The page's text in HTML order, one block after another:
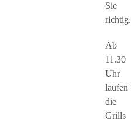
Sie
richtig.
Ab
11.30
Uhr
laufen
die
Grills